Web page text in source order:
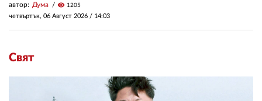
автор: Дума visibility 1205
четвъртък, 06 Август 2026 / 14:03
Свят